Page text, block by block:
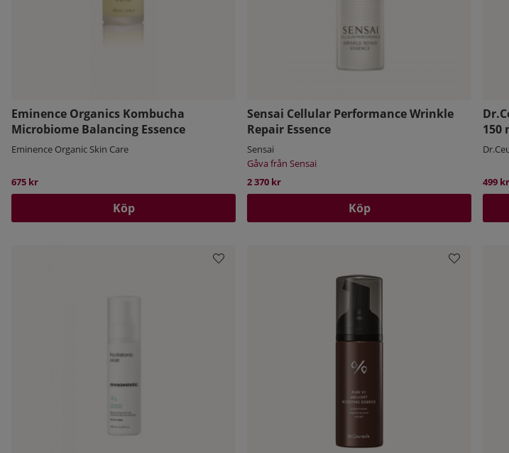
Eminence Organics Kombucha
Microbiome Balancing Essence
Eminence Organic Skin Care
675 kr
Köp
Sensai Cellular Performance Wrinkle
Repair Essence
Sensai
Gåva från Sensai
2 370 kr
Köp
150
499 kr